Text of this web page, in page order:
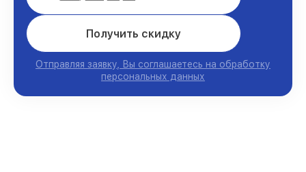
Получить скидку
Отправляя заявку, Вы соглашаетесь на обработку
персональных данных